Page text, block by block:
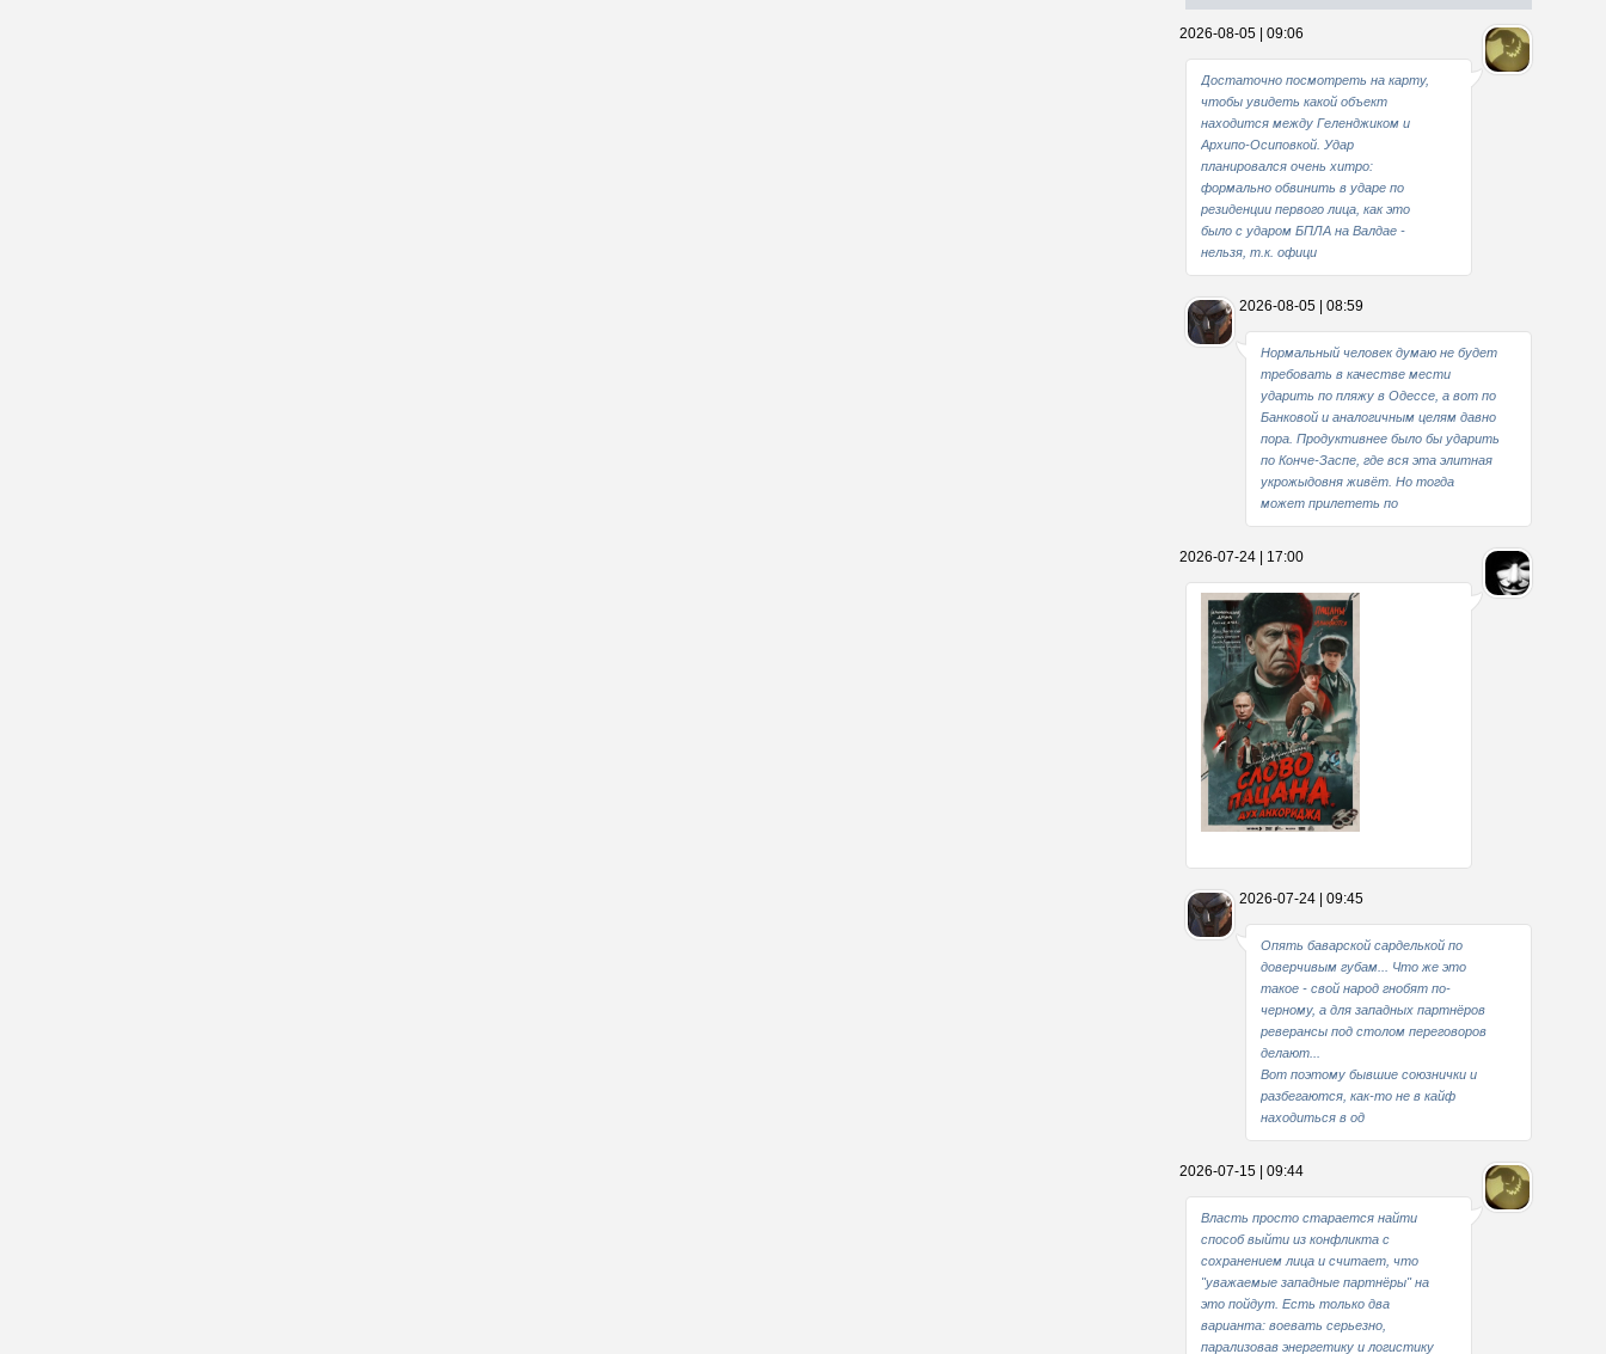
2026-08-05 | 09:06
Достаточно посмотреть на карту,
чтобы увидеть какой объект
находится между Геленджиком и
Архипо-Осиповкой. Удар
планировался очень хитро:
формально обвинить в ударе по
резиденции первого лица, как это
было с ударом БПЛА на Валдае -
нельзя, т.к. офици
2026-08-05 | 08:59
Нормальный человек думаю не будет
требовать в качестве мести
ударить по пляжу в Одессе, а вот по
Банковой и аналогичным целям давно
пора. Продуктивнее было бы ударить
по Конче-Заспе, где вся эта элитная
укрожыдовня живёт. Но тогда
может прилететь по
2026-07-24 | 17:00
В свое время
2026-07-24 | 09:45
Опять баварской сарделькой по
доверчивым губам... Что же это
такое - свой народ гнобят по-
черному, а для западных партнёров
реверансы под столом переговоров
делают...
Вот поэтому бывшие союзнички и
разбегаются, как-то не в кайф
находиться в од
2026-07-15 | 09:44
Власть просто старается найти
способ выйти из конфликта с
сохранением лица и считает, что
"уважаемые западные партнёры" на
это пойдут. Есть только два
варианта: воевать серьезно,
парализовав энергетику и логистику